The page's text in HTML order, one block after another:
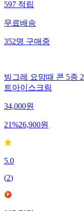
597적립
무료배송
352명구매중
빙그레 요맘때 콘 5종
트아이스크림
34,000원
21%26,900원
5.0
(2)